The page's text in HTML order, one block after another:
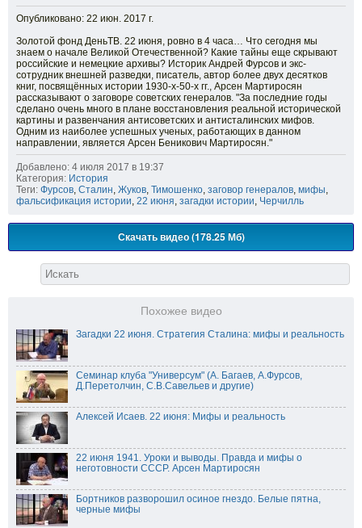
Опубликовано: 22 июн. 2017 г.
Золотой фонд ДеньТВ. 22 июня, ровно в 4 часа… Что сегодня мы
знаем о начале Великой Отечественной? Какие тайны еще скрывают
российские и немецкие архивы? Историк Андрей Фурсов и экс-
сотрудник внешней разведки, писатель, автор более двух десятков
книг, посвящённых истории 1930-х-50-х гг., Арсен Мартиросян
рассказывают о заговоре советских генералов. "За последние годы
сделано очень много в плане восстановления реальной исторической
картины и развенчания антисоветских и антисталинских мифов.
Одним из наиболее успешных ученых, работающих в данном
направлении, является Арсен Беникович Мартиросян."
Добавлено: 4 июля 2017 в 19:37
Категория: История
Теги: Фурсов, Сталин, Жуков, Тимошенко, заговор генералов, мифы,
фальсификация истории, 22 июня, загадки истории, Черчилль
Скачать видео (178.25 Мб)
Похожее видео
Загадки 22 июня. Стратегия Сталина: мифы и реальность
Семинар клуба "Универсум" (А. Багаев, А.Фурсов,
Д.Перетолчин, С.В.Савельев и другие)
Алексей Исаев. 22 июня: Мифы и реальность
22 июня 1941. Уроки и выводы. Правда и мифы о
неготовности СССР. Арсен Мартиросян
Бортников разворошил осиное гнездо. Белые пятна,
черные мифы